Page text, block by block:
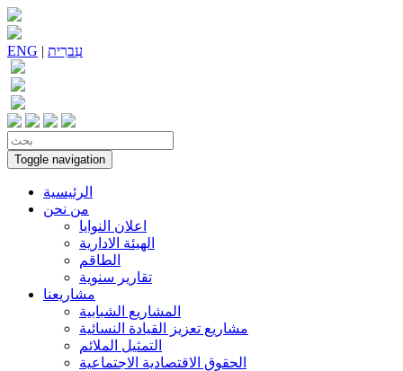
ENG | עִברִית
Toggle navigation
الرئيسية
من نحن
اعلان النوايا
الهيئة الادارية
الطاقم
تقارير سنوية
مشاريعنا
المشاريع الشبابية
مشاريع تعزيز القيادة النسائية
التمثيل الملائم
الحقوق الاقتصادية الاجتماعية